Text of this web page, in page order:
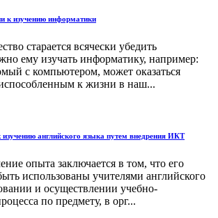
к изучению информатики
старается всячески убедить
ему изучать информатику, например:
с компьютером, может оказаться
к жизни в наш...
английского языка путем внедрения ИКТ
опыта заключается в том, что его
использованы учителями английского
и осуществлении учебно-
по предмету, в орг...